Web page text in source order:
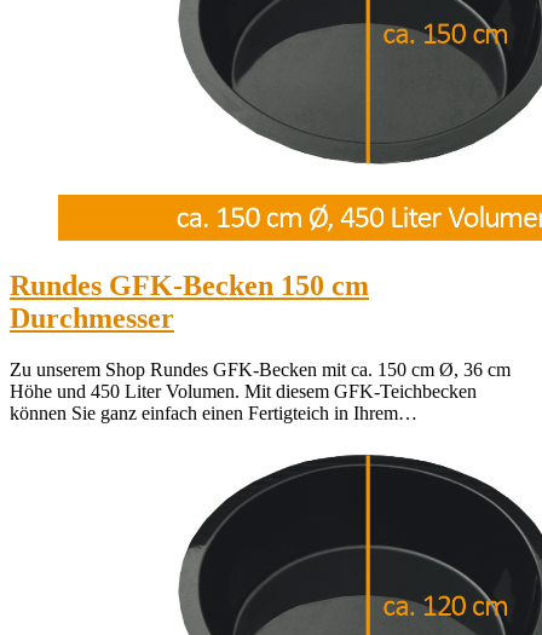
Rundes GFK-Becken 150 cm
Durchmesser
Zu unserem Shop Rundes GFK-Becken mit ca. 150 cm Ø, 36 cm
Höhe und 450 Liter Volumen. Mit diesem GFK-Teichbecken
können Sie ganz einfach einen Fertigteich in Ihrem…